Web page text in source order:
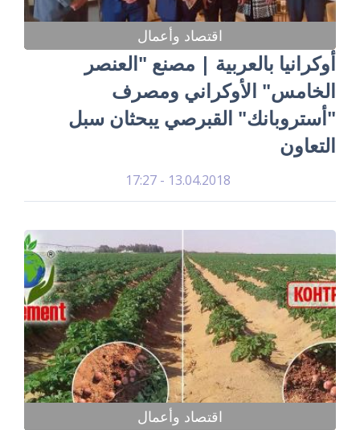
اقتصاد وأعمال
أوكرانيا بالعربية | مصنع "العنصر
الخامس" الأوكراني ومصرف
"أستروبانك" القبرصي يبحثان سبل
التعاون
13.04.2018 - 17:27
اقتصاد وأعمال